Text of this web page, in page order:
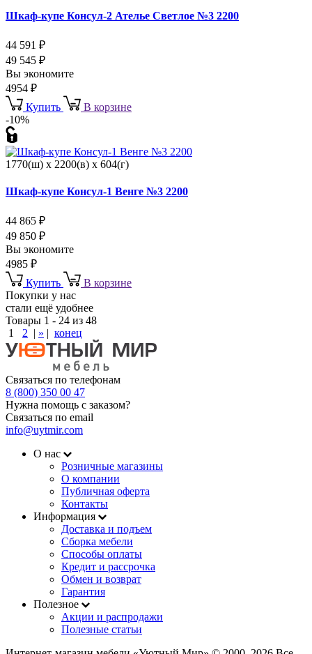
Шкаф-купе Консул-2 Ателье Светлое №3 2200
44 591 ₽
49 545 ₽
Вы экономите
4954 ₽
Купить
В корзине
-10%
1770(ш) x 2200(в) x 604(г)
Шкаф-купе Консул-1 Венге №3 2200
44 865 ₽
49 850 ₽
Вы экономите
4985 ₽
Купить
В корзине
Покупки у нас
стали ещё удобнее
Товары 1 - 24 из 48
1
2 » конец
Связаться по телефонам
8 (800) 350 00 47
Нужна помощь с заказом?
Связаться по email
info@uytmir.com
О нас
Розничные магазины
О компании
Публичная оферта
Контакты
Информация
Доставка и подъем
Сборка мебели
Способы оплаты
Кредит и рассрочка
Обмен и возврат
Гарантия
Полезное
Акции и распродажи
Полезные статьи